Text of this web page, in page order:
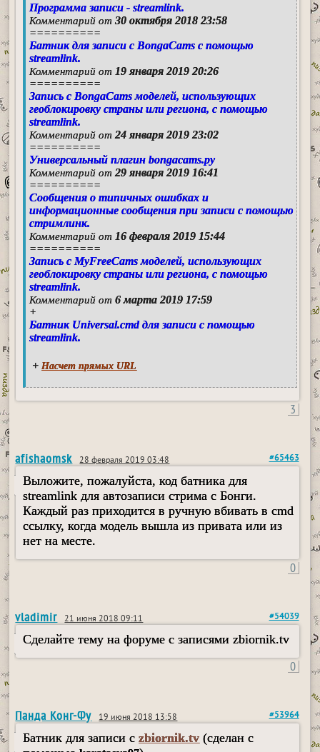
Программа записи - streamlink.
Комментарий от30 октября 2018 23:58
==========
Батник для записи с BongaCams с помощью
streamlink.
Комментарий от 19 января 2019 20:26
==========
Запись с BongaCams моделей, использующих
геоблокировку страны или региона, с помощью
streamlink.
Комментарий от24 января 2019 23:02
==========
Универсальный плагин bongacams.py
Комментарий от29 января 2019 16:41
==========
Сообщения о типичных ошибках и
информационные сообщения при записи с помощью
стримлинк.
Комментарий от 16 февраля 2019 15:44
==========
Запись с MyFreeCams моделей, использующих
геоблокировку страны или региона, с помощью
streamlink.
Комментарий от6 марта 2019 17:59
+
Батник Universal.cmd для записи с помощью
streamlink.
+ Насчет прямых URL
3
afishaomsk 28 февраля 2019 03:48 #65463
Выложите, пожалуйста, код батника для
streamlink для автозаписи стрима с Бонги.
Каждый раз приходится в ручную вбивать в cmd
ссылку, когда модель вышла из привата или из
нет на месте.
0
vladimir 21 июня 2018 09:11 #54039
Сделайте тему на форуме с записями zbiornik.tv
0
Панда Конг-Фу 19 июня 2018 13:58 #53964
Батник для записи сzbiornik.tv (сделан с